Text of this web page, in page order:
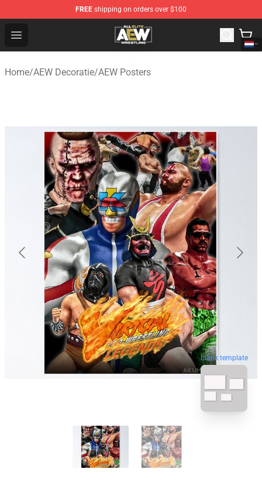
FREE shipping on orders over $100
Open menu
Aew Shop ⚡️ Official Aew Merchandise Store
Home/AEW Decoratie/AEW Posters
blank template